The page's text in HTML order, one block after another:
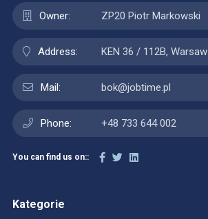
Owner: ZP20 Piotr Markowski
Address: KEN 36 / 112B, Warsaw
Mail: bok@jobtime.pl
Phone: +48 733 644 002
You can find us on::
Kategorie